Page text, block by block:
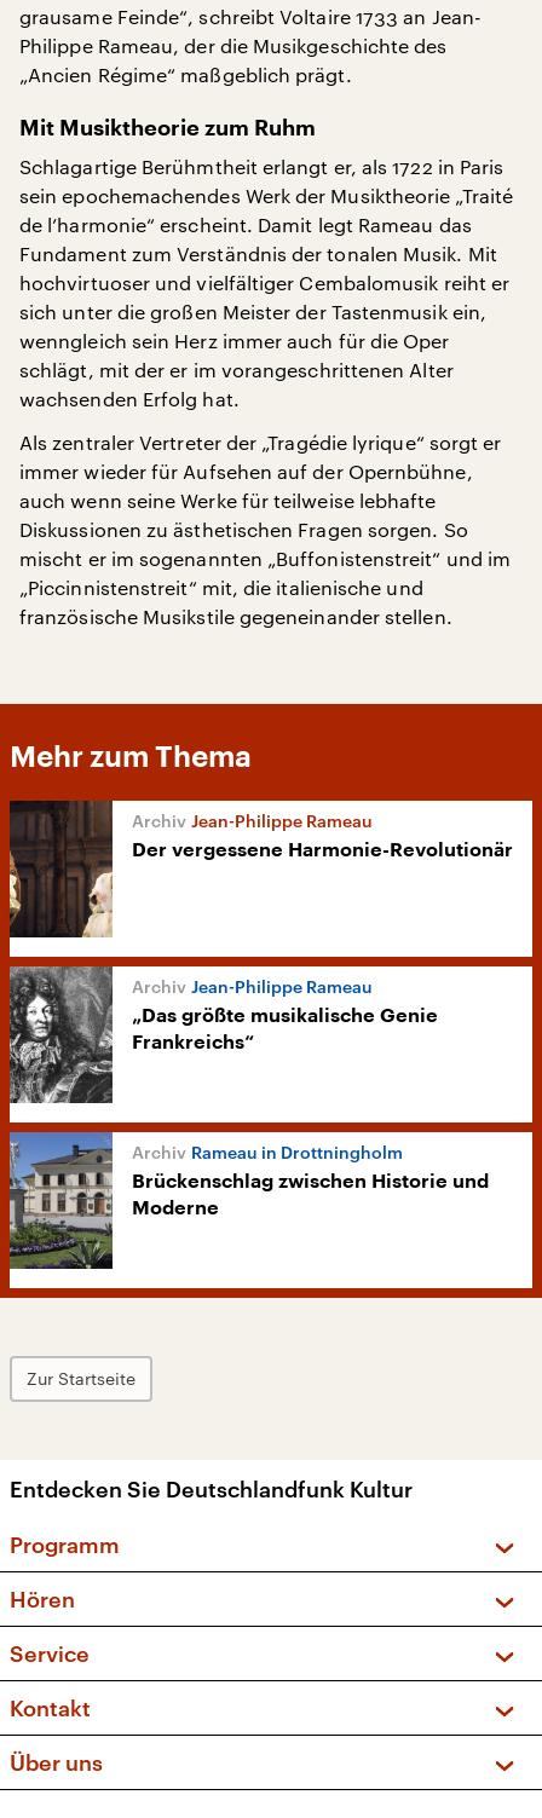
grausame Feinde“, schreibt Voltaire 1733 an Jean-
Philippe Rameau, der die Musikgeschichte des
„Ancien Régime“ maßgeblich prägt.
Mit Musiktheorie zum Ruhm
Schlagartige Berühmtheit erlangt er, als 1722 in Paris
sein epochemachendes Werk der Musiktheorie „Traité
de l’harmonie“ erscheint. Damit legt Rameau das
Fundament zum Verständnis der tonalen Musik. Mit
hochvirtuoser und vielfältiger Cembalomusik reiht er
sich unter die großen Meister der Tastenmusik ein,
wenngleich sein Herz immer auch für die Oper
schlägt, mit der er im vorangeschrittenen Alter
wachsenden Erfolg hat.
Als zentraler Vertreter der „Tragédie lyrique“ sorgt er
immer wieder für Aufsehen auf der Opernbühne,
auch wenn seine Werke für teilweise lebhafte
Diskussionen zu ästhetischen Fragen sorgen. So
mischt er im sogenannten „Buffonistenstreit“ und im
„Piccinnistenstreit“ mit, die italienische und
französische Musikstile gegeneinander stellen.
Mehr zum Thema
Jean-Philippe Rameau
Der vergessene Harmonie-Revolutionär
Jean-Philippe Rameau
„Das größte musikalische Genie
Frankreichs“
Rameau in Drottningholm
Brückenschlag zwischen Historie und
Moderne
Zur Startseite
Entdecken Sie Deutschlandfunk Kultur
Programm
Sendungen und Podcasts
Musikliste
Kakadu – Das Kinderprogramm
Hören
Frequenzen (UKW + DAB+)
Service
FAQ
Apps
Newsletter
Kontakt
Social Media
Über uns